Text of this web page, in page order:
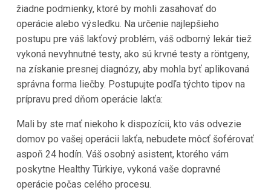
žiadne podmienky, ktoré by mohli zasahovať do
operácie alebo výsledku. Na určenie najlepšieho
postupu pre váš lakťový problém, váš odborný lekár tiež
vykoná nevyhnutné testy, ako sú krvné testy a röntgeny,
na získanie presnej diagnózy, aby mohla byť aplikovaná
správna forma liečby. Postupujte podľa týchto tipov na
prípravu pred dňom operácie lakťa:
Mali by ste mať niekoho k dispozícii, kto vás odvezie
domov po vašej operácii lakťa, nebudete môcť šoférovať
aspoň 24 hodín. Váš osobný asistent, ktorého vám
poskytne Healthy Türkiye, vykoná vaše dopravné
operácie počas celého procesu.